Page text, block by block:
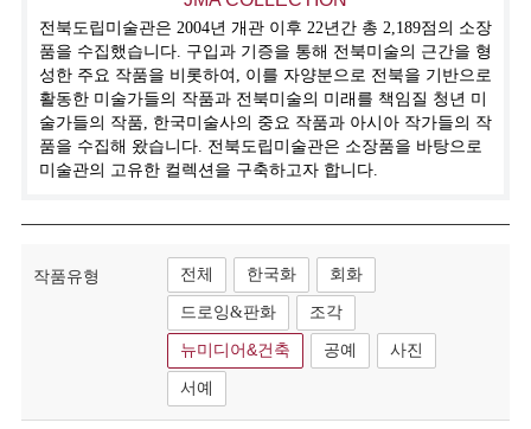
전북도립미술관은 2004년 개관 이후 22년간 총 2,189점의 소장
품을 수집했습니다. 구입과 기증을 통해 전북미술의 근간을 형
성한 주요 작품을 비롯하여, 이를 자양분으로 전북을 기반으로
활동한 미술가들의 작품과 전북미술의 미래를 책임질 청년 미
술가들의 작품, 한국미술사의 중요 작품과 아시아 작가들의 작
품을 수집해 왔습니다. 전북도립미술관은 소장품을 바탕으로
미술관의 고유한 컬렉션을 구축하고자 합니다.
작품유형 전체 한국화 회화
드로잉&판화 조각
뉴미디어&건축 공예 사진
서예